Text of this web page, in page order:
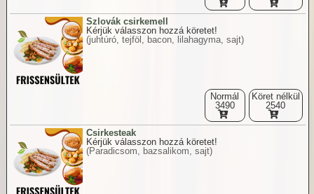
Szlovák csirkemell
Kérjük válasszon hozzá köretet!
(juhtúró, tejföl, bacon, lilahagyma, sajt)
Normál
3490
Köret nélkül
2540
Csirkesteak
Kérjük válasszon hozzá köretet!
(Paradicsom, bazsalikom, sajt)